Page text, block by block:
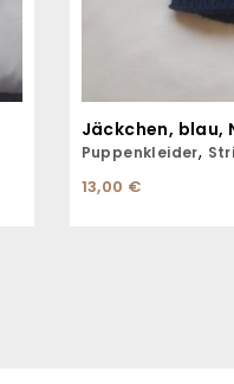
Puppenkleider,
13,00 €